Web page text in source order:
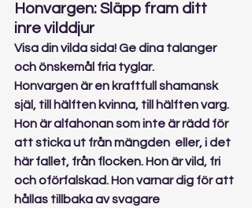
Honvargen: Släpp fram ditt
inre vilddjur
Visa din vilda sida! Ge dina talanger
och önskemål fria tyglar.
Honvargen är en kraftfull shamansk
själ, till hälften kvinna, till hälften varg.
Hon är alfahonan som inte är rädd för
att sticka ut från mängden  eller, i det
här fallet, från flocken. Hon är vild, fri
och oförfalskad. Hon varnar dig för att
hållas tillbaka av svagare